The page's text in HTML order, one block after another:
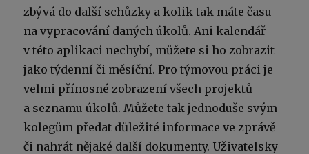
zbývá do další schůzky a kolik tak máte času
na vypracování daných úkolů. Ani kalendář
v této aplikaci nechybí, můžete si ho zobrazit
jako týdenní či měsíční. Pro týmovou práci je
velmi přínosné zobrazení všech projektů
a seznamu úkolů. Můžete tak jednoduše svým
kolegům předat důležité informace ve zprávě
či nahrát nějaké další dokumenty. Uživatelsky